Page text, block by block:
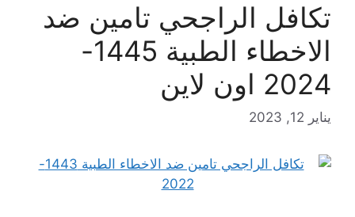
تكافل الراجحي تامين ضد
الاخطاء الطبية 1445-
2024 اون لاين
يناير 12, 2023